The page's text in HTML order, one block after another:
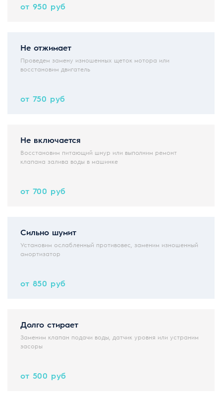
от 950 руб
Не отжимает
Проведем замену изношенных щеток мотора или
восстановим двигатель
от 750 руб
Не включается
Восстановим питающий шнур или выполним ремонт
клапана залива воды в машинке
от 700 руб
Сильно шумит
Установим ослабленный противовес, заменим изношенный
амортизатор
от 850 руб
Долго стирает
Заменим клапан подачи воды, датчик уровня или устраним
засоры
от 500 руб